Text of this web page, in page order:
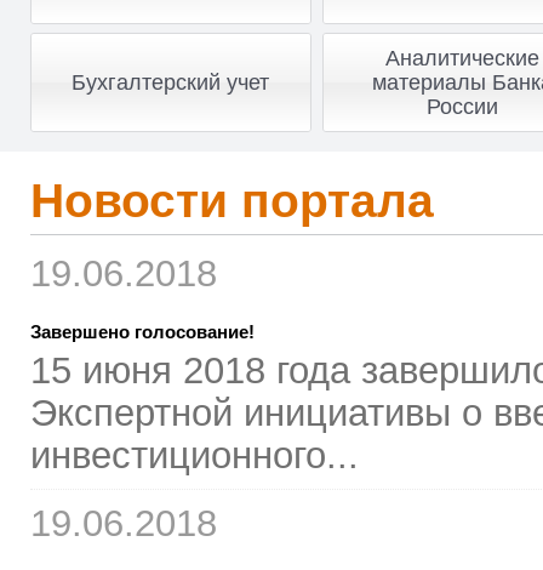
Бухгалтерский учет
Аналитические
материалы
России
Новости портала
19.06.2018
Завершено голосование!
15 июня 2018 года
Экспертной инициативы о
инвестиционного...
19.06.2018